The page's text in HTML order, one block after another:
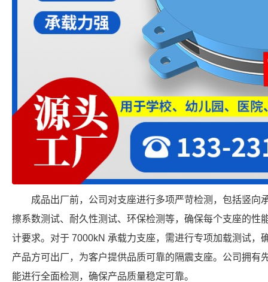
成品出厂前，公司对支座进行多项严苛检测，包括竖向
擦系数测试、耐久性测试、环保检测等，确保每个支座的性
计要求。对于 7000kN 承载力支座，需进行专项加载测试，
产品方可出厂，为客户提供品质可靠的隔震支座。公司拥有
能进行全面检测，确保产品质量稳定可靠。